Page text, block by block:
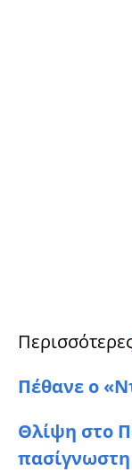
Πέθανε ο
Θλίψη στο